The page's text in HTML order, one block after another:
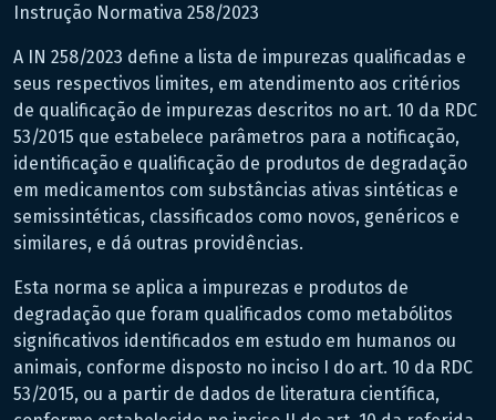
Instrução Normativa 258/2023
A IN 258/2023 define a lista de impurezas qualificadas e
seus respectivos limites, em atendimento aos critérios
de qualificação de impurezas descritos no art. 10 da RDC
53/2015 que estabelece parâmetros para a notificação,
identificação e qualificação de produtos de degradação
em medicamentos com substâncias ativas sintéticas e
semissintéticas, classificados como novos, genéricos e
similares, e dá outras providências.
Esta norma se aplica a impurezas e produtos de
degradação que foram qualificados como metabólitos
significativos identificados em estudo em humanos ou
animais, conforme disposto no inciso I do art. 10 da RDC
53/2015, ou a partir de dados de literatura científica,